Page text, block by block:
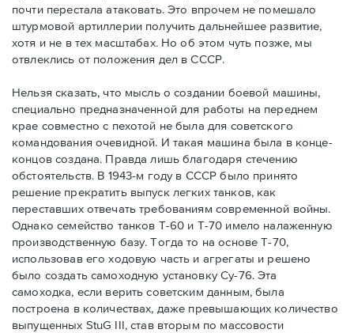
почти перестала атаковать. Это впрочем не помешало
штурмовой артиллерии получить дальнейшее развитие,
хотя и не в тех масштабах. Но об этом чуть позже, мы
отвлеклись от положения дел в СССР.
Нельзя сказать, что мысль о создании боевой машины,
специально предназначенной для работы на переднем
крае совместно с пехотой не была для советского
командования очевидной. И такая машина была в конце-
концов создана. Правда лишь благодаря стечению
обстоятельств. В 1943-м году в СССР было принято
решение прекратить выпуск легких танков, как
переставших отвечать требованиям современной войны.
Однако семейство танков Т-60 и Т-70 имело налаженную
производственную базу. Тогда то на основе Т-70,
использовав его ходовую часть и агрегаты и решено
было создать самоходную установку Су-76. Эта
самоходка, если верить советским данным, была
построена в количествах, даже превышающих количество
выпущенных StuG III, став вторым по массовости